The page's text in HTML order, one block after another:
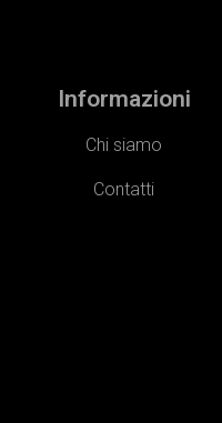
Informazioni
Chi siamo
Contatti